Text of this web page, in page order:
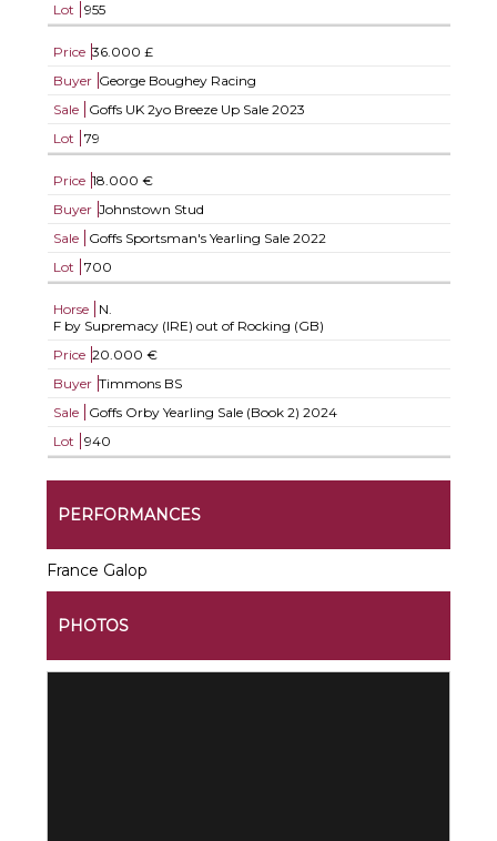
Lot
955
Price 36.000 £
Buyer George Boughey Racing
Sale
Goffs UK 2yo Breeze Up Sale 2023
Lot
79
Price 18.000 €
Buyer Johnstown Stud
Sale
Goffs Sportsman's Yearling Sale 2022
Lot
700
Horse
N.
F by Supremacy (IRE) out of Rocking (GB)
Price 20.000 €
Buyer Timmons BS
Sale
Goffs Orby Yearling Sale (Book 2) 2024
Lot
940
PERFORMANCES
France Galop
PHOTOS